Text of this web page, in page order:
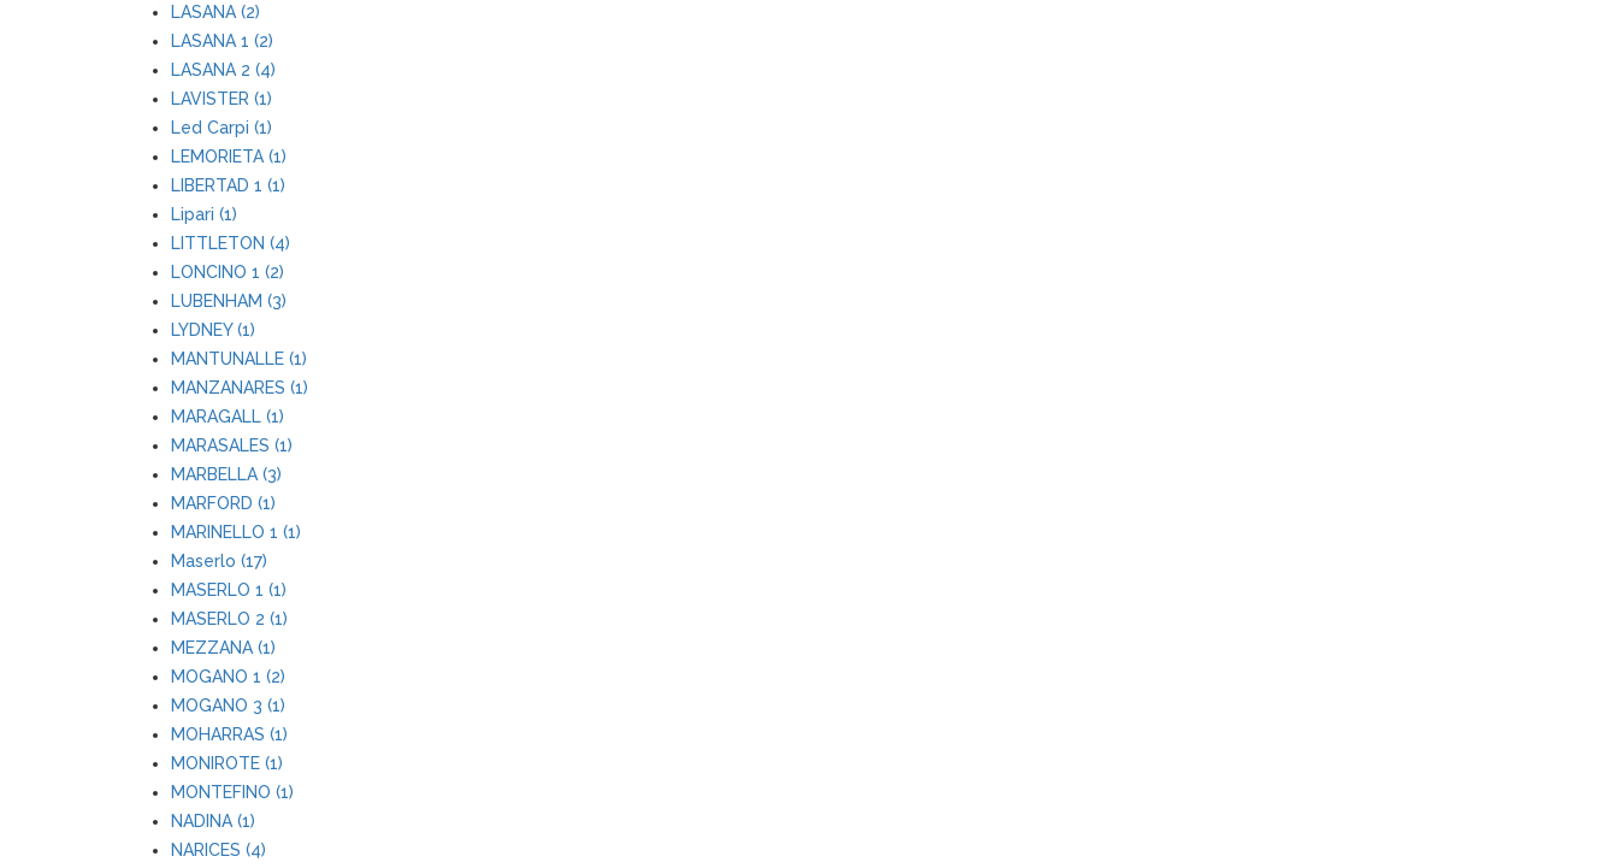
LASANA (2)
LASANA 1 (2)
LASANA 2 (4)
LAVISTER (1)
Led Carpi (1)
LEMORIETA (1)
LIBERTAD 1 (1)
Lipari (1)
LITTLETON (4)
LONCINO 1 (2)
LUBENHAM (3)
LYDNEY (1)
MANTUNALLE (1)
MANZANARES (1)
MARAGALL (1)
MARASALES (1)
MARBELLA (3)
MARFORD (1)
MARINELLO 1 (1)
Maserlo (17)
MASERLO 1 (1)
MASERLO 2 (1)
MEZZANA (1)
MOGANO 1 (2)
MOGANO 3 (1)
MOHARRAS (1)
MONIROTE (1)
MONTEFINO (1)
NADINA (1)
NARICES (4)